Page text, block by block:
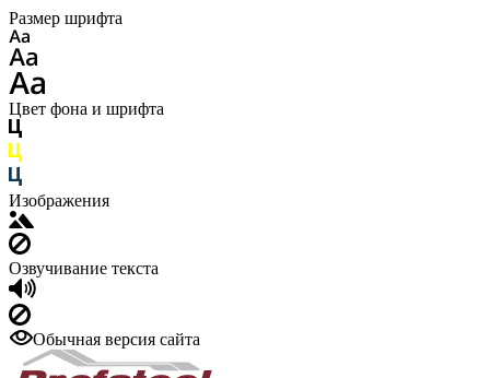
Размер шрифта
Цвет фона и шрифта
Изображения
Озвучивание текста
Обычная версия сайта